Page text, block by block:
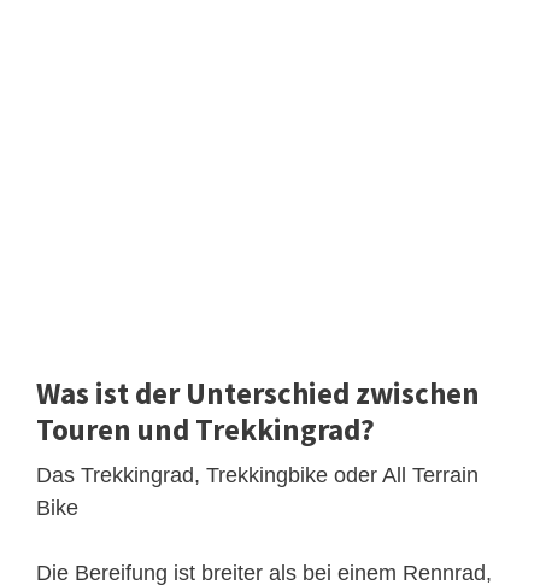
Was ist der Unterschied zwischen
Touren und Trekkingrad?
Das Trekkingrad, Trekkingbike oder All Terrain
Bike
Die Bereifung ist breiter als bei einem Rennrad,